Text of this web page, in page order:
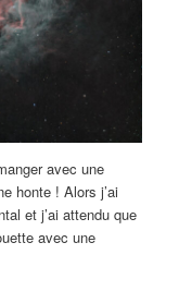
avec une
honte ! Alors j’ai
et j’ai attendu que
avec une